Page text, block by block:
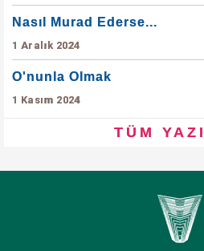
Nasıl Murad Ederse...
1 Aralık 2024
O'nunla Olmak
1 Kasım 2024
TÜM